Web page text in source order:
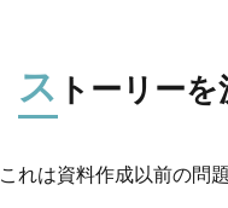
ス トーリー
これは資料作成以前の問題